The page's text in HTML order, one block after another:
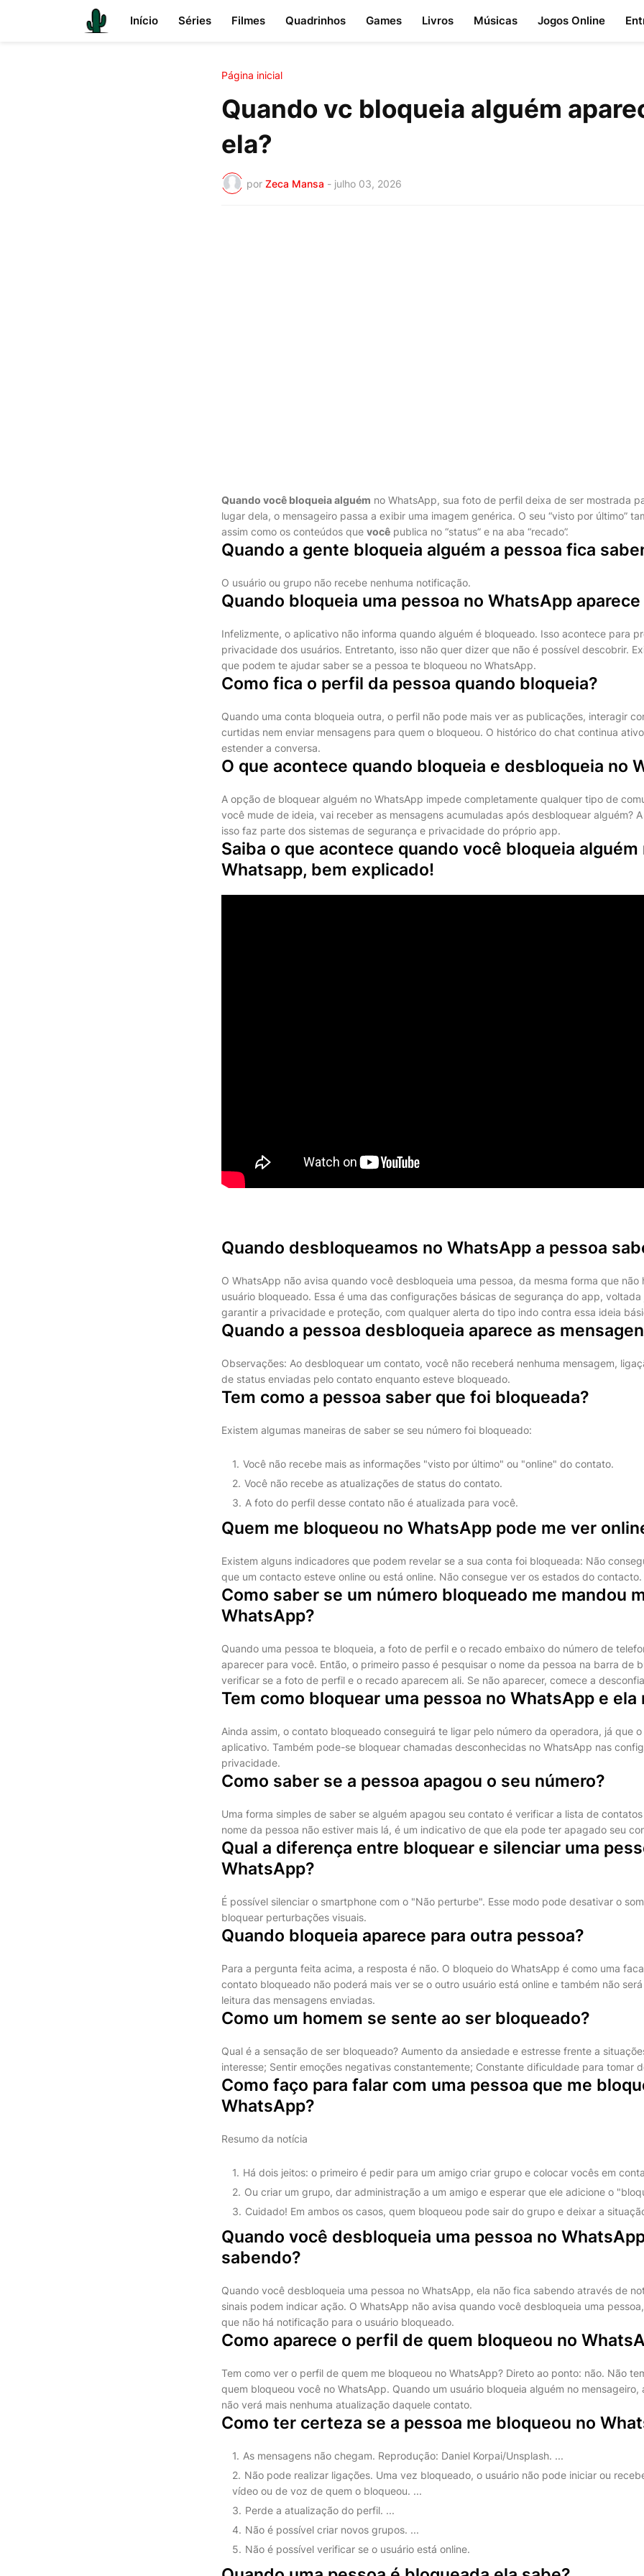
Início Séries Filmes Quadrinhos Games Livros Músicas Jogos Online
Página inicial
Quando vc bloqueia alguém
ela?
por Zeca Mansa - julho 03, 2026
Quando você bloqueia alguém no WhatsApp, sua foto de perfil deixa de ser mostrada
lugar dela, o mensageiro passa a exibir uma imagem genérica. O seu “visto por último”
assim como os conteúdos que você publica no “status” e na aba “recado”.
Quando a gente bloqueia alguém a pessoa fica
O usuário ou grupo não recebe nenhuma notificação.
Quando bloqueia uma pessoa no WhatsApp aparece
Infelizmente, o aplicativo não informa quando alguém é bloqueado. Isso acontece para
privacidade dos usuários. Entretanto, isso não quer dizer que não é possível descobrir.
que podem te ajudar saber se a pessoa te bloqueou no WhatsApp.
Como fica o perfil da pessoa quando bloqueia?
Quando uma conta bloqueia outra, o perfil não pode mais ver as publicações, interagir
curtidas nem enviar mensagens para quem o bloqueou. O histórico do chat continua
estender a conversa.
O que acontece quando bloqueia e desbloqueia no
A opção de bloquear alguém no WhatsApp impede completamente qualquer tipo de
você mude de ideia, vai receber as mensagens acumuladas após desbloquear alguém?
isso faz parte dos sistemas de segurança e privacidade do próprio app.
Saiba o que acontece quando você bloqueia alguém
Whatsapp, bem explicado!
Quando desbloqueamos no WhatsApp a pessoa
O WhatsApp não avisa quando você desbloqueia uma pessoa, da mesma forma que
usuário bloqueado. Essa é uma das configurações básicas de segurança do app,
garantir a privacidade e proteção, com qualquer alerta do tipo indo contra essa ideia
Quando a pessoa desbloqueia aparece as
Observações: Ao desbloquear um contato, você não receberá nenhuma mensagem,
de status enviadas pelo contato enquanto esteve bloqueado.
Tem como a pessoa saber que foi bloqueada?
Existem algumas maneiras de saber se seu número foi bloqueado:
Você não recebe mais as informações "visto por último" ou "online" do contato.
Você não recebe as atualizações de status do contato.
A foto do perfil desse contato não é atualizada para você.
Quem me bloqueou no WhatsApp pode me ver
Existem alguns indicadores que podem revelar se a sua conta foi bloqueada: Não
que um contacto esteve online ou está online. Não consegue ver os estados do contacto.
Como saber se um número bloqueado me mandou
WhatsApp?
Quando uma pessoa te bloqueia, a foto de perfil e o recado embaixo do número de
aparecer para você. Então, o primeiro passo é pesquisar o nome da pessoa na barra de
verificar se a foto de perfil e o recado aparecem ali. Se não aparecer, comece a
Tem como bloquear uma pessoa no WhatsApp e ela
Ainda assim, o contato bloqueado conseguirá te ligar pelo número da operadora, já que
aplicativo. Também pode-se bloquear chamadas desconhecidas no WhatsApp nas
privacidade.
Como saber se a pessoa apagou o seu número?
Uma forma simples de saber se alguém apagou seu contato é verificar a lista de
nome da pessoa não estiver mais lá, é um indicativo de que ela pode ter apagado seu
Qual a diferença entre bloquear e silenciar uma
WhatsApp?
É possível silenciar o smartphone com o "Não perturbe". Esse modo pode desativar o
bloquear perturbações visuais.
Quando bloqueia aparece para outra pessoa?
Para a pergunta feita acima, a resposta é não. O bloqueio do WhatsApp é como uma
contato bloqueado não poderá mais ver se o outro usuário está online e também não
leitura das mensagens enviadas.
Como um homem se sente ao ser bloqueado?
Qual é a sensação de ser bloqueado? Aumento da ansiedade e estresse frente a
interesse; Sentir emoções negativas constantemente; Constante dificuldade para tomar
Como faço para falar com uma pessoa que me
WhatsApp?
Resumo da notícia
Há dois jeitos: o primeiro é pedir para um amigo criar grupo e colocar vocês em
Ou criar um grupo, dar administração a um amigo e esperar que ele adicione o
Cuidado! Em ambos os casos, quem bloqueou pode sair do grupo e deixar a
Quando você desbloqueia uma pessoa no
sabendo?
Quando você desbloqueia uma pessoa no WhatsApp, ela não fica sabendo através de
sinais podem indicar ação. O WhatsApp não avisa quando você desbloqueia uma
que não há notificação para o usuário bloqueado.
Como aparece o perfil de quem bloqueou no
Tem como ver o perfil de quem me bloqueou no WhatsApp? Direto ao ponto: não. Não
quem bloqueou você no WhatsApp. Quando um usuário bloqueia alguém no mensageiro,
não verá mais nenhuma atualização daquele contato.
Como ter certeza se a pessoa me bloqueou no
As mensagens não chegam. Reprodução: Daniel Korpai/Unsplash. ...
Não pode realizar ligações. Uma vez bloqueado, o usuário não pode iniciar ou
vídeo ou de voz de quem o bloqueou. ...
Perde a atualização do perfil. ...
Não é possível criar novos grupos. ...
Não é possível verificar se o usuário está online.